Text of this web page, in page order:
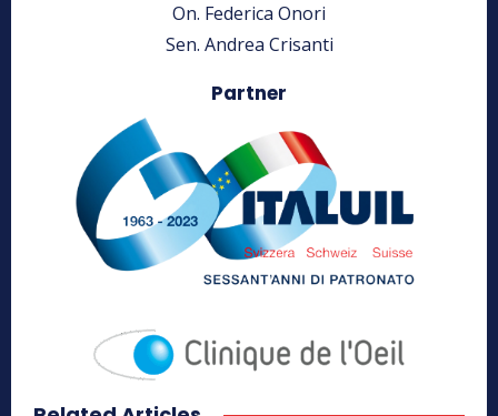
On. Federica Onori
Sen. Andrea Crisanti
Partner